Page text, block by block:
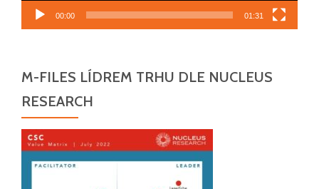
00:00 01:31
M-FILES LÍDREM TRHU DLE NUCLEUS
RESEARCH